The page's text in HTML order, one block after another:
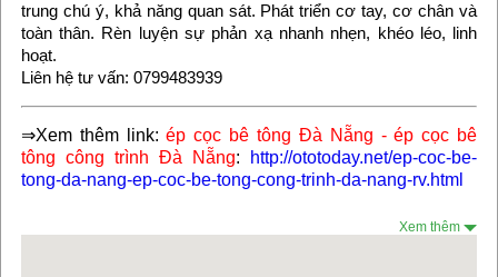
trung chú ý, khả năng quan sát. Phát triển cơ tay, cơ chân và
toàn thân. Rèn luyện sự phản xạ nhanh nhẹn, khéo léo, linh
hoạt.
Liên hệ tư vấn: 0799483939
⇒Xem thêm link:ép cọc bê tông Đà Nẵng -ép cọc bê
tông công trình Đà Nẵng:
http://ototoday.net/ep-coc-be-
tong-da-nang-ep-coc-be-tong-cong-trinh-da-nang-rv.html
Xem thêm